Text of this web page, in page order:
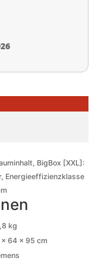
BigBox [XXL]:
Energieeffizienzklasse
kg
64 × 95 cm